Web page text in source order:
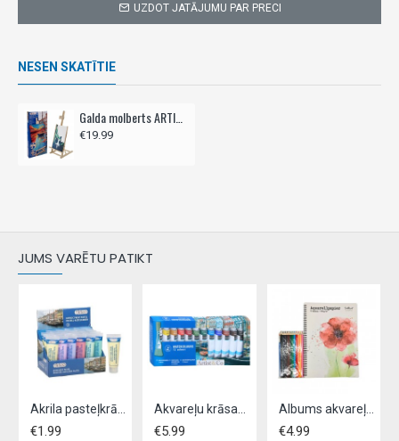
UZDOT JATĀJUMU PAR PRECI
NESEN SKATĪTIE
Galda molberts ARTICO 64cm
€19.99
JUMS VARĒTU PATIKT
€1.99 €5.99
Albums akvareļu + zīmuļi, A4,- 10lpp
€4.99